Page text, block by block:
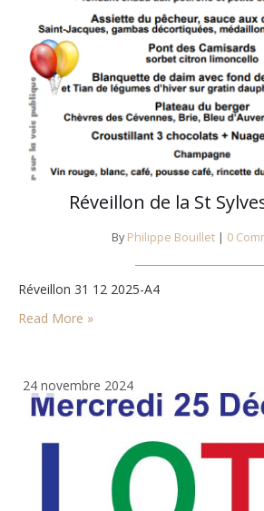
Réveillon de la St
By Philippe Bouillet | 0
Réveillon 31 12 2025-A4
Read More »
24 novembre 2024